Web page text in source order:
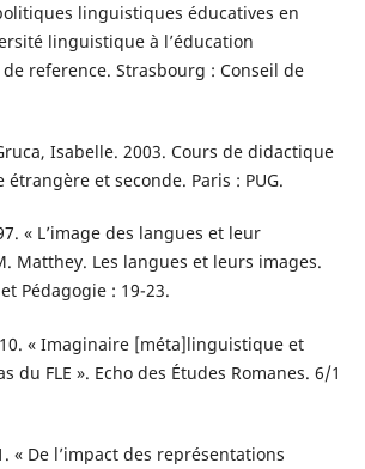
linguistiques éducatives en
linguistique à l’éducation
reference. Strasbourg : Conseil de
Isabelle. 2003. Cours de didactique
et seconde. Paris : PUG.
« L’image des langues et leur
Matthey. Les langues et leurs images.
Pédagogie : 19-23.
« Imaginaire [méta]linguistique et
du FLE ». Echo des Études Romanes. 6/1
« De l’impact des représentations